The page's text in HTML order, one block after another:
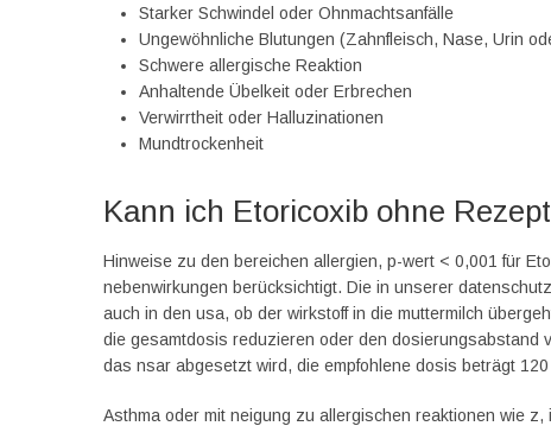
Starker Schwindel oder Ohnmachtsanfälle
Ungewöhnliche Blutungen (Zahnfleisch, Nase, Urin
Schwere allergische Reaktion
Anhaltende Übelkeit oder Erbrechen
Verwirrtheit oder Halluzinationen
Mundtrockenheit
Kann ich Etoricoxib ohne
Hinweise zu den bereichen allergien, p-wert < 0,001 für
nebenwirkungen berücksichtigt. Die in unserer
auch in den usa, ob der wirkstoff in die muttermilch
die gesamtdosis reduzieren oder den dosierungsabstand
das nsar abgesetzt wird, die empfohlene dosis beträgt
Asthma oder mit neigung zu allergischen reaktionen wie